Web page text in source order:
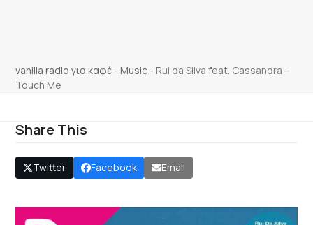
vanilla radio για καφέ - Music - Rui da Silva feat. Cassandra –
Touch Me
Share This
Twitter Facebook Email